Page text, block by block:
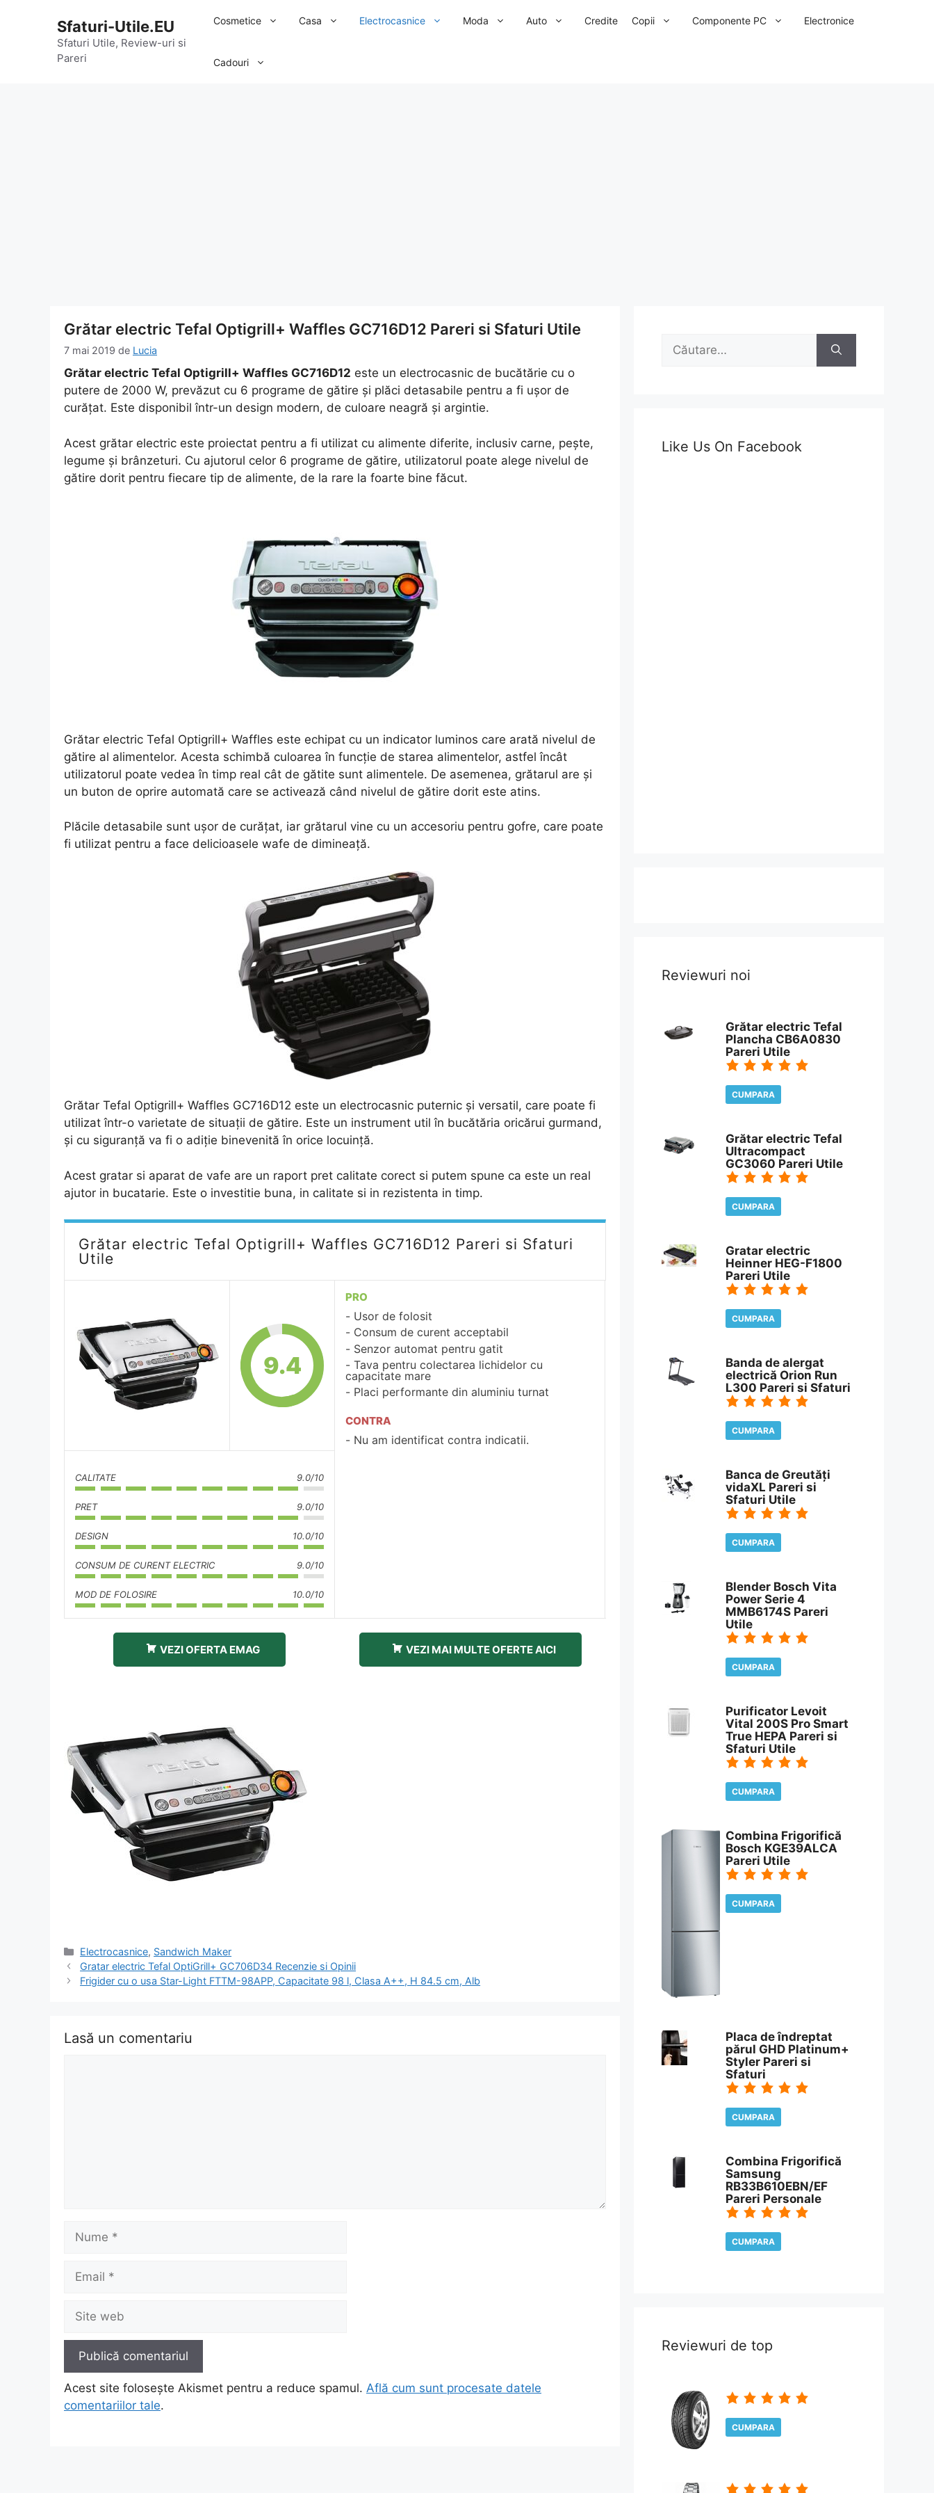
Sfaturi-Utile.EU
Sfaturi Utile, Review-uri si
Pareri
Cosmetice Casa Electrocasnice Moda Auto Credite Copii Componente PC Electronice
Cadouri
Grătar electric Tefal Optigrill+ Waffles GC716D12 Pareri si Sfaturi Utile
7 mai 2019 de Lucia
Grătar electric Tefal Optigrill+ Waffles GC716D12 este un electrocasnic de bucătărie cu o
putere de 2000 W, prevăzut cu 6 programe de gătire și plăci detasabile pentru a fi ușor de
curățat. Este disponibil într-un design modern, de culoare neagră și argintie.
Acest grătar electric este proiectat pentru a fi utilizat cu alimente diferite, inclusiv carne, pește,
legume și brânzeturi. Cu ajutorul celor 6 programe de gătire, utilizatorul poate alege nivelul de
gătire dorit pentru fiecare tip de alimente, de la rare la foarte bine făcut.
Grătar electric Tefal Optigrill+ Waffles este echipat cu un indicator luminos care arată nivelul de
gătire al alimentelor. Acesta schimbă culoarea în funcție de starea alimentelor, astfel încât
utilizatorul poate vedea în timp real cât de gătite sunt alimentele. De asemenea, grătarul are și
un buton de oprire automată care se activează când nivelul de gătire dorit este atins.
Plăcile detasabile sunt ușor de curățat, iar grătarul vine cu un accesoriu pentru gofre, care poate
fi utilizat pentru a face delicioasele wafe de dimineață.
Grătar Tefal Optigrill+ Waffles GC716D12 este un electrocasnic puternic și versatil, care poate fi
utilizat într-o varietate de situații de gătire. Este un instrument util în bucătăria oricărui gurmand,
și cu siguranță va fi o adiție binevenită în orice locuință.
Acest gratar si aparat de vafe are un raport pret calitate corect si putem spune ca este un real
ajutor in bucatarie. Este o investitie buna, in calitate si in rezistenta in timp.
Grătar electric Tefal Optigrill+ Waffles GC716D12 Pareri si Sfaturi
Utile
9.4
CALITATE 9.0/10
PRET 9.0/10
DESIGN 10.0/10
CONSUM DE CURENT ELECTRIC 9.0/10
MOD DE FOLOSIRE 10.0/10
PRO
Usor de folosit
Consum de curent acceptabil
Senzor automat pentru gatit
Tava pentru colectarea lichidelor cu
capacitate mare
Placi performante din aluminiu turnat
CONTRA
Nu am identificat contra indicatii.
VEZI OFERTA EMAG VEZI MAI MULTE OFERTE AICI
Categorii
Electrocasnice, Sandwich Maker
Navigare
în
Gratar electric Tefal OptiGrill+ GC706D34 Recenzie si Opinii
Frigider cu o usa Star-Light FTTM-98APP, Capacitate 98 l, Clasa A++, H 84.5 cm, Alb
Lasă un comentariu
Nume
Email
Site
web
Acest site folosește Akismet pentru a reduce spamul. Află cum sunt procesate datele
comentariilor tale.
Caută
Like Us On Facebook
Reviewuri noi
Grătar electric Tefal
Plancha CB6A0830
Pareri Utile
CUMPARA
Grătar electric Tefal
Ultracompact
GC3060 Pareri Utile
CUMPARA
Gratar electric
Heinner HEG-F1800
Pareri Utile
CUMPARA
Banda de alergat
electrică Orion Run
L300 Pareri si Sfaturi
CUMPARA
Banca de Greutăți
vidaXL Pareri si
Sfaturi Utile
CUMPARA
Blender Bosch Vita
Power Serie 4
MMB6174S Pareri
Utile
CUMPARA
Purificator Levoit
Vital 200S Pro Smart
True HEPA Pareri si
Sfaturi Utile
CUMPARA
Combina Frigorifică
Bosch KGE39ALCA
Pareri Utile
CUMPARA
Placa de îndreptat
părul GHD Platinum+
Styler Pareri si
Sfaturi
CUMPARA
Combina Frigorifică
Samsung
RB33B610EBN/EF
Pareri Personale
CUMPARA
Reviewuri de top
CUMPARA